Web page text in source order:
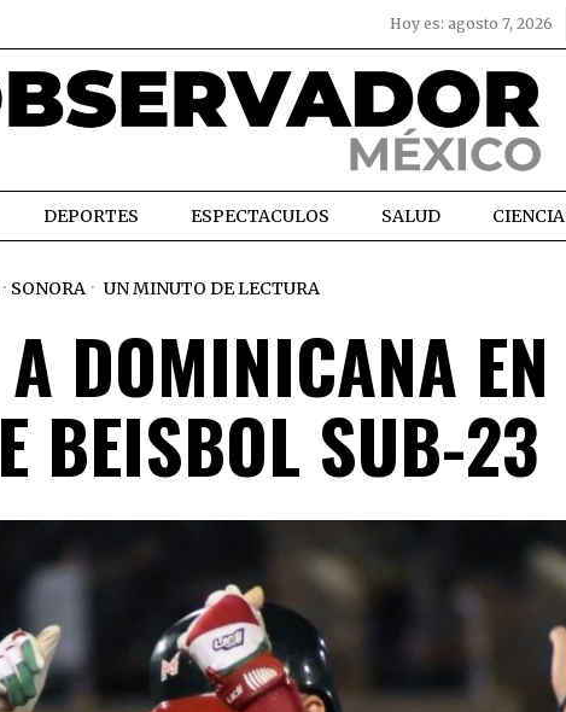
Hoy es: agosto 7, 2026
DEPORTES ESPECTACULOS SALUD CIENCIA
· SONORA UN MINUTO DE LECTURA
DOMINICANA EN
BEISBOL SUB-23